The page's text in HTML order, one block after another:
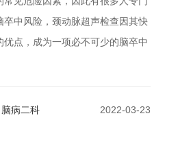
中风险，颈动脉超声检查因其快
点，成为一项必不可少的脑卒中
2022-03-23
病二科